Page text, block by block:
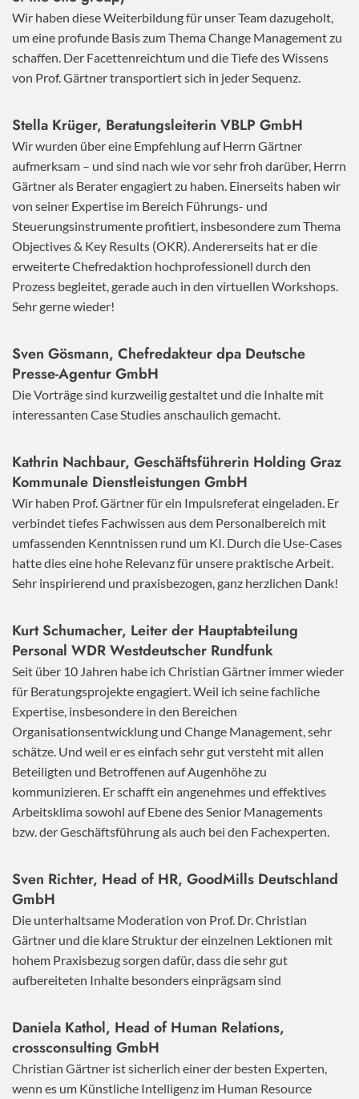
Wir haben diese Weiterbildung für unser Team dazugeholt,
um eine profunde Basis zum Thema Change Management zu
schaffen. Der Facettenreichtum und die Tiefe des Wissens
von Prof. Gärtner transportiert sich in jeder Sequenz.
Stella Krüger, Beratungsleiterin VBLP GmbH
Wir wurden über eine Empfehlung auf Herrn Gärtner
aufmerksam – und sind nach wie vor sehr froh darüber, Herrn
Gärtner als Berater engagiert zu haben. Einerseits haben wir
von seiner Expertise im Bereich Führungs- und
Steuerungsinstrumente profitiert, insbesondere zum Thema
Objectives & Key Results (OKR). Andererseits hat er die
erweiterte Chefredaktion hochprofessionell durch den
Prozess begleitet, gerade auch in den virtuellen Workshops.
Sehr gerne wieder!
Sven Gösmann, Chefredakteur dpa Deutsche
Presse-Agentur GmbH
Die Vorträge sind kurzweilig gestaltet und die Inhalte mit
interessanten Case Studies anschaulich gemacht.
Kathrin Nachbaur, Geschäftsführerin Holding Graz
Kommunale Dienstleistungen GmbH
Wir haben Prof. Gärtner für ein Impulsreferat eingeladen. Er
verbindet tiefes Fachwissen aus dem Personalbereich mit
umfassenden Kenntnissen rund um KI. Durch die Use-Cases
hatte dies eine hohe Relevanz für unsere praktische Arbeit.
Sehr inspirierend und praxisbezogen, ganz herzlichen Dank!
Kurt Schumacher, Leiter der Hauptabteilung
Personal WDR Westdeutscher Rundfunk
Seit über 10 Jahren habe ich Christian Gärtner immer wieder
für Beratungsprojekte engagiert. Weil ich seine fachliche
Expertise, insbesondere in den Bereichen
Organisationsentwicklung und Change Management, sehr
schätze. Und weil er es einfach sehr gut versteht mit allen
Beteiligten und Betroffenen auf Augenhöhe zu
kommunizieren. Er schafft ein angenehmes und effektives
Arbeitsklima sowohl auf Ebene des Senior Managements
bzw. der Geschäftsführung als auch bei den Fachexperten.
Sven Richter, Head of HR, GoodMills Deutschland
GmbH
Die unterhaltsame Moderation von Prof. Dr. Christian
Gärtner und die klare Struktur der einzelnen Lektionen mit
hohem Praxisbezug sorgen dafür, dass die sehr gut
aufbereiteten Inhalte besonders einprägsam sind
Daniela Kathol, Head of Human Relations,
crossconsulting GmbH
Christian Gärtner ist sicherlich einer der besten Experten,
wenn es um Künstliche Intelligenz im Human Resource